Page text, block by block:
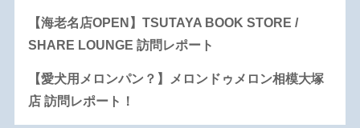
【海老名店OPEN】TSUTAYA BOOK STORE /
SHARE LOUNGE 訪問レポート
【愛犬用メロンパン？】メロンドゥメロン相模大塚
店 訪問レポート！